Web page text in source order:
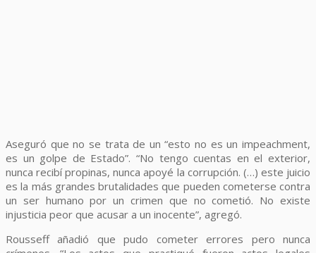
Aseguró que no se trata de un “esto no es un impeachment,
es un golpe de Estado”. “No tengo cuentas en el exterior,
nunca recibí propinas, nunca apoyé la corrupción. (…) este juicio
es la más grandes brutalidades que pueden cometerse contra
un ser humano por un crimen que no cometió. No existe
injusticia peor que acusar a un inocente”, agregó.
Rousseff añadió que pudo cometer errores pero nunca